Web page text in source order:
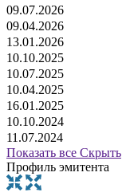
09.07.2026
09.04.2026
13.01.2026
10.10.2025
10.07.2025
10.04.2025
16.01.2025
10.10.2024
11.07.2024
Показать все Скрыть
Профиль эмитента